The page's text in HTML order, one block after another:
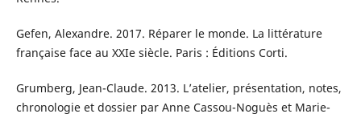
Gefen, Alexandre. 2017. Réparer le monde. La littérature
française face au XXIe siècle. Paris : Éditions Corti.
Grumberg, Jean-Claude. 2013. L’atelier, présentation, notes,
chronologie et dossier par Anne Cassou-Noguès et Marie-